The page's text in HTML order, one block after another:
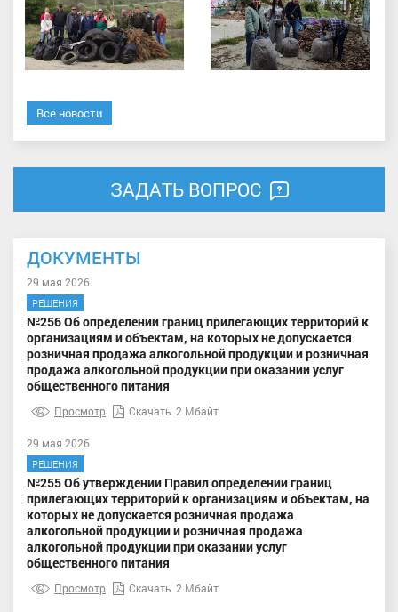
Все новости
ЗАДАТЬ ВОПРОС
ДОКУМЕНТЫ
29 мая 2026
РЕШЕНИЯ
№256 Об определении границ прилегающих территорий к
организациям и объектам, на которых не допускается
розничная продажа алкогольной продукции и розничная
продажа алкогольной продукции при оказании услуг
общественного питания
Просмотр Скачать 2 Мбайт
29 мая 2026
РЕШЕНИЯ
№255 Об утверждении Правил определении границ
прилегающих территорий к организациям и объектам, на
которых не допускается розничная продажа
алкогольной продукции и розничная продажа
алкогольной продукции при оказании услуг
общественного питания
Просмотр Скачать 2 Мбайт